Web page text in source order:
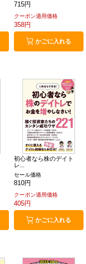
715円
クーポン適用価格
358円
かごに入れる
初心者なら株のデイト
レ...
セール価格
810円
クーポン適用価格
405円
かごに入れる